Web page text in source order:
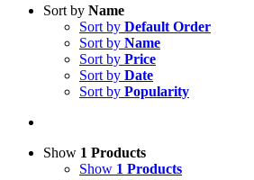
Sort by Name
Sort by Default Order
Sort by Name
Sort by Price
Sort by Date
Sort by Popularity
Show 1 Products
Show 1 Products